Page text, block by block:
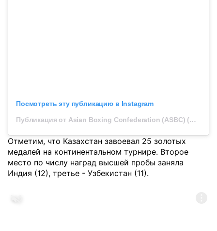
Посмотреть эту публикацию в Instagram
Публикация от Asian Boxing Confederation (ASBC) (@asbc_official)
Отметим, что Казахстан завоевал 25 золотых
медалей на континентальном турнире. Второе
место по числу наград высшей пробы заняла
Индия (12), третье - Узбекистан (11).